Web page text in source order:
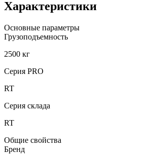
Характеристики
Основные параметры
Грузоподъемность
2500 кг
Серия PRO
RT
Серия склада
RT
Общие свойства
Бренд